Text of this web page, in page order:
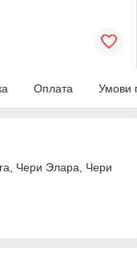
Оплата Умови
Чери Элара, Чери